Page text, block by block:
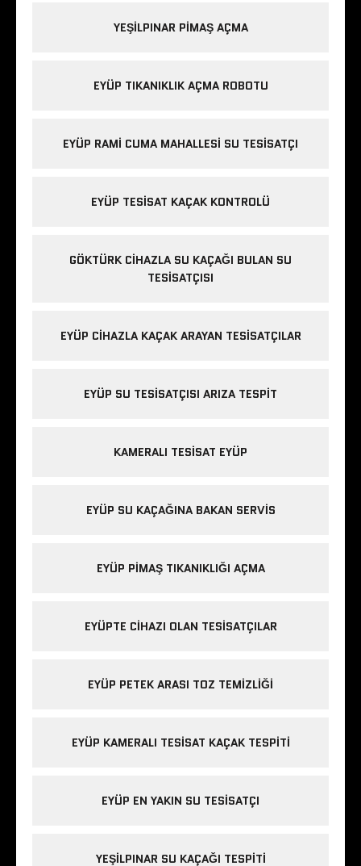
YEŞILPINAR PIMAŞ AÇMA
EYÜP TIKANIKLIK AÇMA ROBOTU
EYÜP RAMI CUMA MAHALLESI SU TESISATÇI
EYÜP TESISAT KAÇAK KONTROLÜ
GÖKTÜRK CIHAZLA SU KAÇAĞI BULAN SU
TESISATÇISI
EYÜP CIHAZLA KAÇAK ARAYAN TESISATÇILAR
EYÜP SU TESISATÇISI ARIZA TESPIT
KAMERALI TESISAT EYÜP
EYÜP SU KAÇAĞINA BAKAN SERVIS
EYÜP PIMAŞ TIKANIKLIĞI AÇMA
EYÜPTE CIHAZI OLAN TESISATÇILAR
EYÜP PETEK ARASI TOZ TEMIZLIĞI
EYÜP KAMERALI TESISAT KAÇAK TESPITI
EYÜP EN YAKIN SU TESISATÇI
YEŞILPINAR SU KAÇAĞI TESPITI